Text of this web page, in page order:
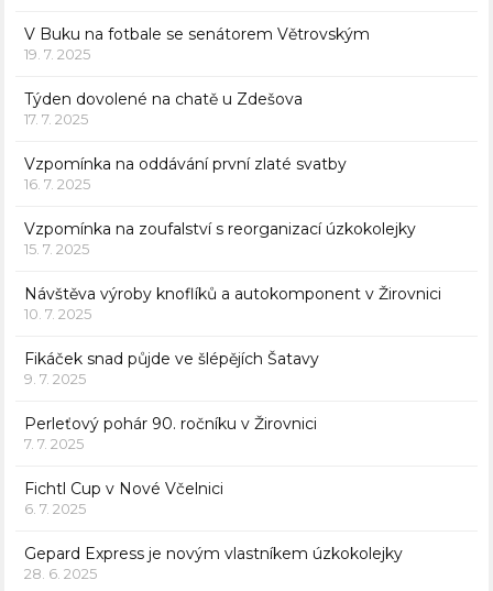
V Buku na fotbale se senátorem Větrovským
19. 7. 2025
Týden dovolené na chatě u Zdešova
17. 7. 2025
Vzpomínka na oddávání první zlaté svatby
16. 7. 2025
Vzpomínka na zoufalství s reorganizací úzkokolejky
15. 7. 2025
Návštěva výroby knoflíků a autokomponent v Žirovnici
10. 7. 2025
Fikáček snad půjde ve šlépějích Šatavy
9. 7. 2025
Perleťový pohár 90. ročníku v Žirovnici
7. 7. 2025
Fichtl Cup v Nové Včelnici
6. 7. 2025
Gepard Express je novým vlastníkem úzkokolejky
28. 6. 2025